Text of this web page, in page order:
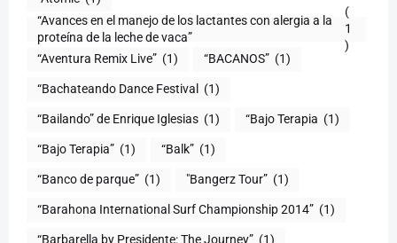
“Avances en el manejo de los lactantes con alergia a la
proteína de la leche de vaca”
(
1
)
“Aventura Remix Live” (1) “BACANOS” (1)
“Bachateando Dance Festival (1)
“Bailando” de Enrique Iglesias (1) “Bajo Terapia (1)
“Bajo Terapia” (1) “Balk” (1)
“Banco de parque” (1) "Bangerz Tour” (1)
“Barahona International Surf Championship 2014” (1)
“Barbarella by Presidente: The Journey” (1)